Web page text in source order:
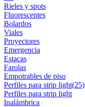
Rieles y spots
Fluorescentes
Bolardos
Viales
Proyectores
Emergencia
Estacas
Farolas
Empotrables de piso
Perfiles para strip light(25)
Perfiles para strip light
Inalámbrica